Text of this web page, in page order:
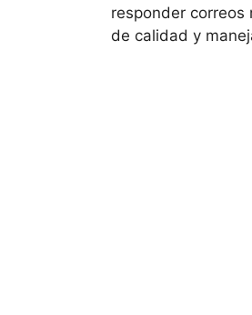
responder
de calidad y